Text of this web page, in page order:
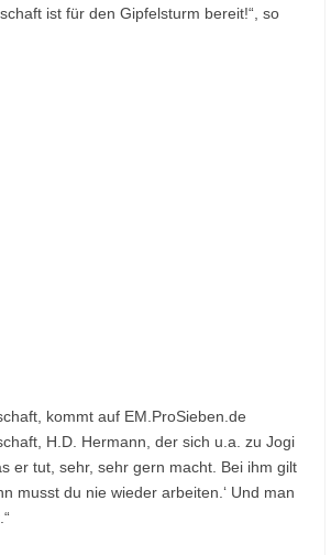
ist für den Gipfelsturm bereit!“, so
kommt auf EM.ProSieben.de
H.D. Hermann, der sich u.a. zu Jogi
er tut, sehr, sehr gern macht. Bei ihm gilt
musst du nie wieder arbeiten.‘ Und man